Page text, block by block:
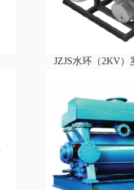
JZJS水环（2KV）